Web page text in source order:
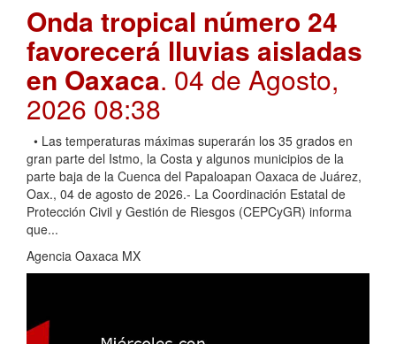
Onda tropical número 24
favorecerá lluvias aisladas
en Oaxaca. 04 de Agosto,
2026 08:38
• Las temperaturas máximas superarán los 35 grados en
gran parte del Istmo, la Costa y algunos municipios de la
parte baja de la Cuenca del Papaloapan Oaxaca de Juárez,
Oax., 04 de agosto de 2026.- La Coordinación Estatal de
Protección Civil y Gestión de Riesgos (CEPCyGR) informa
que...
Agencia Oaxaca MX